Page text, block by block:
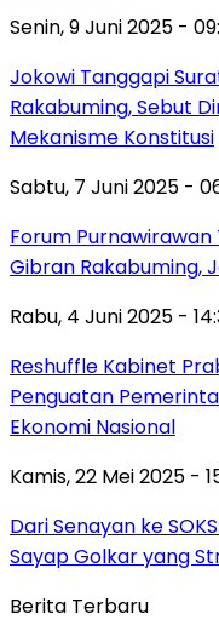
Senin, 9 Juni 2025 -
Jokowi Tanggapi
Rakabuming, Sebut
Mekanisme Konstitusi
Sabtu, 7 Juni 2025 -
Forum Purnawirawan
Gibran Rakabuming,
Rabu, 4 Juni 2025 -
Reshuffle Kabinet
Penguatan
Ekonomi Nasional
Kamis, 22 Mei 2025 -
Dari Senayan ke
Sayap Golkar yang
Berita Terbaru